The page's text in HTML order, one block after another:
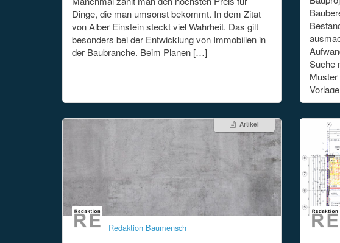
Dinge, die man umsonst bekommt. In dem Zitat
von Alber Einstein steckt viel Wahrheit. Das gilt
besonders bei der Entwicklung von Immobilien in
der Baubranche. Beim Planen […]
Suche
Muster
Artikel
Redaktion Baumensch